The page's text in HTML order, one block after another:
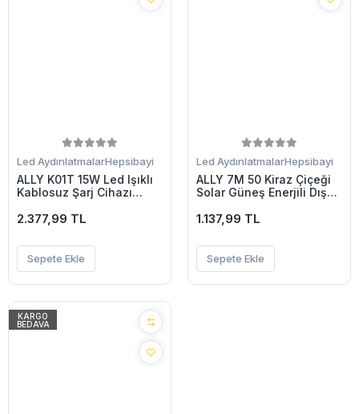
Led AydınlatmalarHepsibayi
ALLY K01T 15W Led Işıklı
Kablosuz Şarj Cihazı
2.377,99 TL
Sepete Ekle
Led AydınlatmalarHepsibayi
ALLY 7M 50 Kiraz Çiçeği
Solar Güneş Enerjili Dış
Geçirmez Led-(5775)
1.137,99 TL
Sepete Ekle
KARGO
BEDAVA